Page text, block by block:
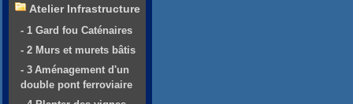
Atelier Infrastructure
- 1 Gard fou Caténaires
- 2 Murs et murets bâtis
- 3 Aménagement d'un
double pont ferroviaire